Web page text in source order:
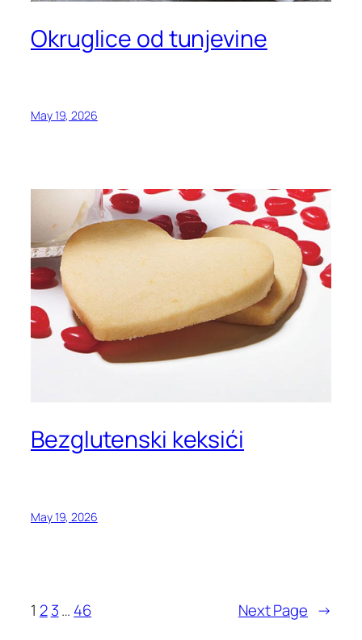
Okruglice od tunjevine
May 19, 2026
Bezglutenski keksići
May 19, 2026
1 2 3… 46 Next Page →